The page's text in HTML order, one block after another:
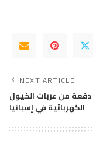
NEXT ARTICLE
من عربات الخيول
الكهربائية في إسبانيا